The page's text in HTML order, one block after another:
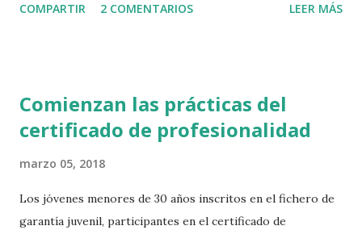
COMPARTIR 2 COMENTARIOS LEER MÁS
Comienzan las prácticas del
certificado de profesionalidad
marzo 05, 2018
Los jóvenes menores de 30 años inscritos en el fichero de
garantía juvenil, participantes en el certificado de